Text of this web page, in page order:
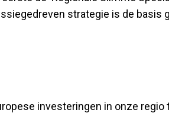
strategie is de basis
investeringen in onze regio